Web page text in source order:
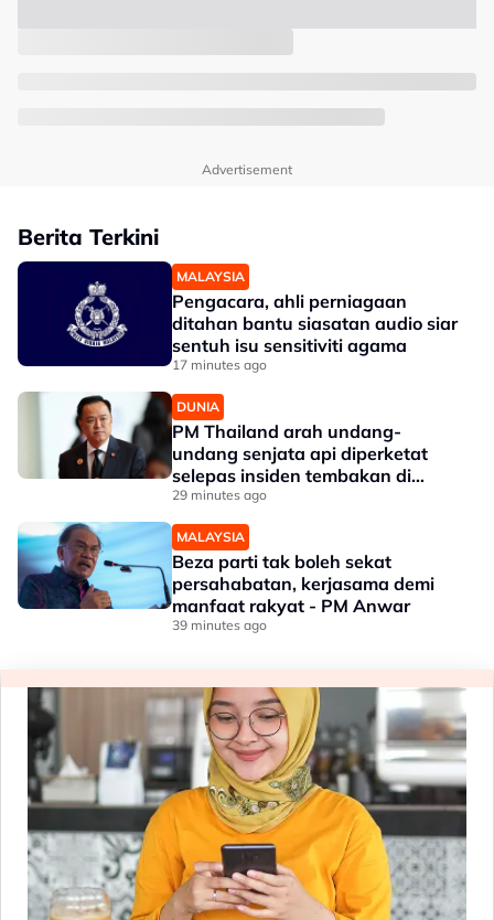
Advertisement
Berita Terkini
MALAYSIA
Pengacara, ahli perniagaan
ditahan bantu siasatan audio siar
sentuh isu sensitiviti agama
17 minutes ago
DUNIA
PM Thailand arah undang-
undang senjata api diperketat
selepas insiden tembakan di
sekolah
29 minutes ago
MALAYSIA
Beza parti tak boleh sekat
persahabatan, kerjasama demi
manfaat rakyat - PM Anwar
39 minutes ago